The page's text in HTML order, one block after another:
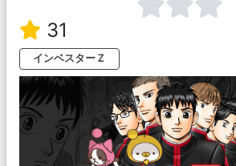
31
インベスターＺ